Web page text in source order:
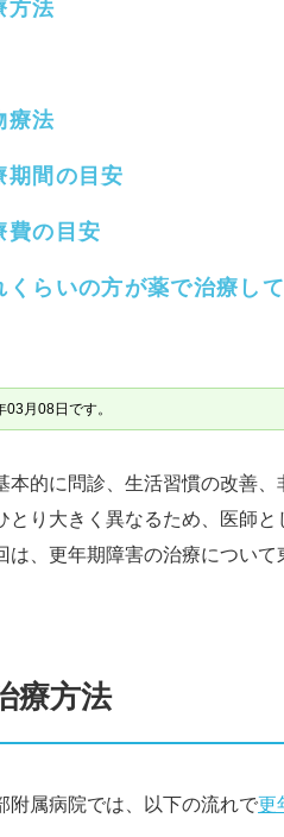
方法
療法
期間の目安
費の目安
らいの方が薬で治療し
月08日です。
本的に問診、生活習慣の改善
とり大きく異なるため、医師
は、更年期障害の治療につい
療方法
附属病院では、以下の流れで更